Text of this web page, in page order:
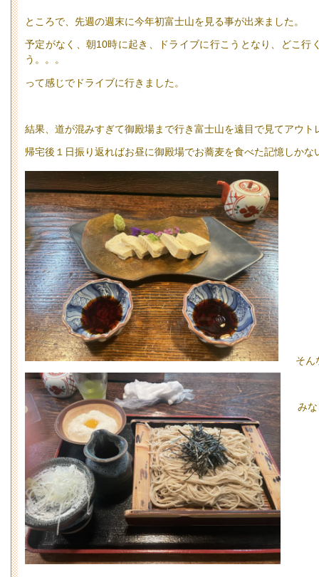
ところで、先週の週末に今年初富士山を見る事が出来ました。
予定がなく、朝10時に起き、ドライブに行こうとなり、どこ
う。。。
って感じでドライブに行きました。
結果、道が混みすぎて御殿場まで行き富士山を遠目で見てアウ
帰宅後１日振り返ればお昼に御殿場でお蕎麦を食べた記憶しかな
そん
み